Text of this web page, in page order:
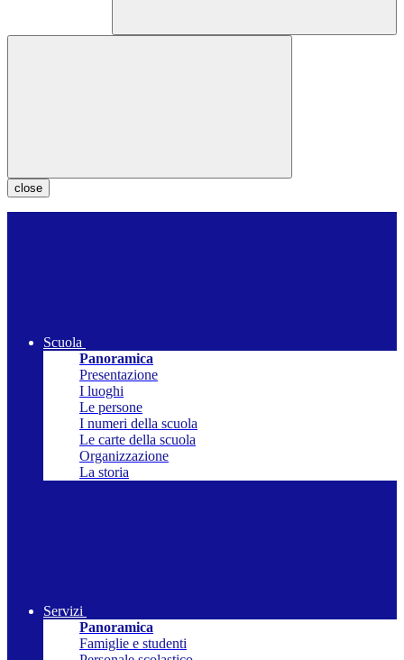
close
Scuola
Panoramica
Presentazione
I luoghi
Le persone
I numeri della scuola
Le carte della scuola
Organizzazione
La storia
Servizi
Panoramica
Famiglie e studenti